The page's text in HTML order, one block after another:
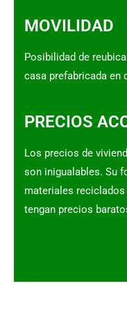
MOVILIDAD
Posibilidad de
casa prefabricada en
PRECIOS
Los precios de
son inigualables. Su
materiales
tengan precios